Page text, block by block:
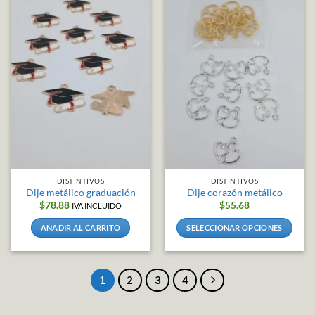
múltiples
variantes.
Las
opciones
se
elegir
en
producto
DISTINTIVOS
Dije metálico graduación
$78.88 IVA INCLUIDO
AÑADIR AL CARRITO
DISTINTIVOS
Dije corazón metálico
$55.68
SELECCIONAR OPCIONES
1 2 3 4